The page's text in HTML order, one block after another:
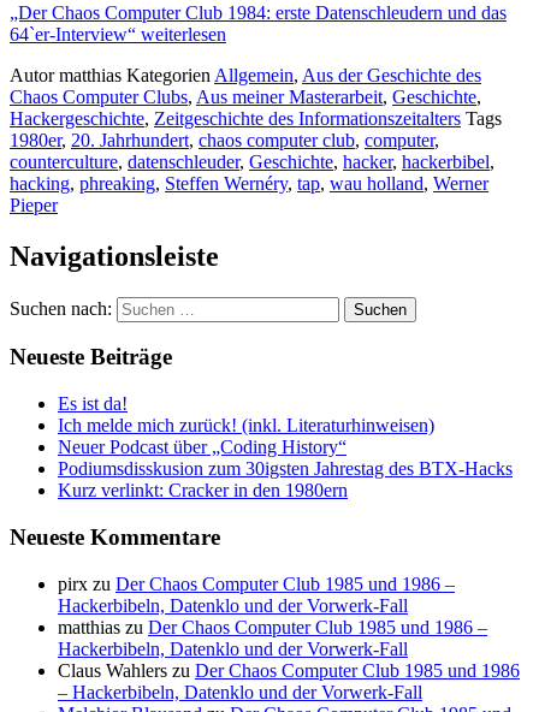
„Der Chaos Computer Club 1984: erste Datenschleudern und das
64`er-Interview“ weiterlesen
Autormatthias Kategorien Allgemein, Aus der Geschichte des
Chaos Computer Clubs, Aus meiner Masterarbeit, Geschichte,
Hackergeschichte, Zeitgeschichte des Informationszeitalters Tags
1980er, 20. Jahrhundert, chaos computer club, computer,
counterculture, datenschleuder, Geschichte, hacker, hackerbibel,
hacking, phreaking, Steffen Wernéry, tap, wau holland, Werner
Pieper
Navigationsleiste
Suchen nach:
Neueste Beiträge
Es ist da!
Ich melde mich zurück! (inkl. Literaturhinweisen)
Neuer Podcast über „Coding History“
Podiumsdisskusion zum 30igsten Jahrestag des BTX-Hacks
Kurz verlinkt: Cracker in den 1980ern
Neueste Kommentare
pirx zu Der Chaos Computer Club 1985 und 1986 –
Hackerbibeln, Datenklo und der Vorwerk-Fall
matthias zu Der Chaos Computer Club 1985 und 1986 –
Hackerbibeln, Datenklo und der Vorwerk-Fall
Claus Wahlers zu Der Chaos Computer Club 1985 und 1986
– Hackerbibeln, Datenklo und der Vorwerk-Fall